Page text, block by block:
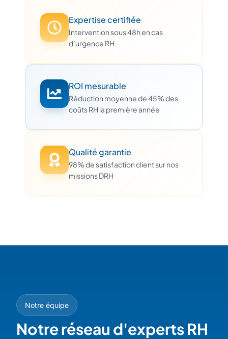
Expertise certifiée
Intervention sous 48h en cas
d’urgence RH
ROI mesurable
Réduction moyenne de 45% des
coûts RH la première année
Qualité garantie
98% de satisfaction client sur nos
missions DRH
Notre équipe
Notre réseau d'experts RH